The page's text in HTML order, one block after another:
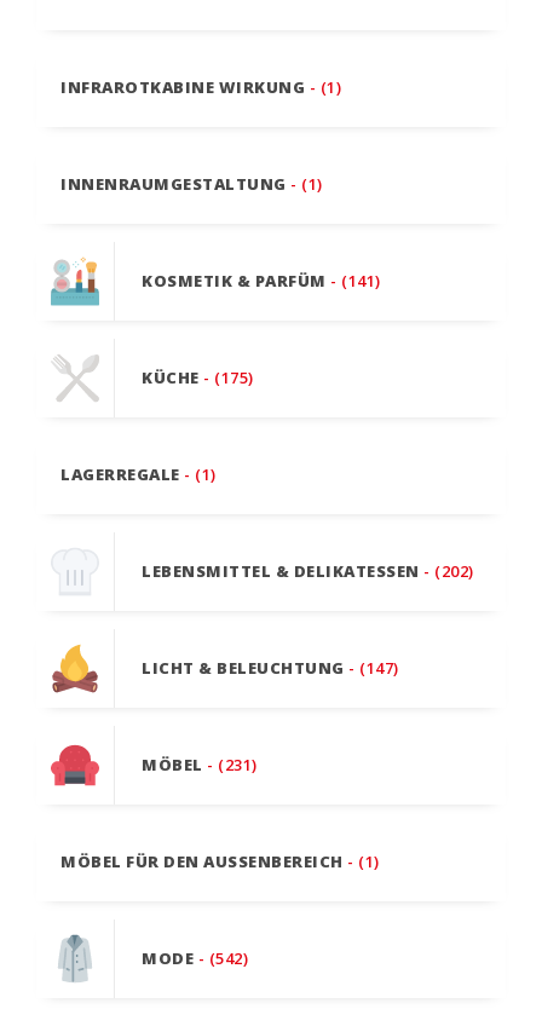
INFRAROTKABINE WIRKUNG - (1)
INNENRAUMGESTALTUNG - (1)
KOSMETIK & PARFÜM - (141)
KÜCHE - (175)
LAGERREGALE - (1)
LEBENSMITTEL & DELIKATESSEN - (202)
LICHT & BELEUCHTUNG - (147)
MÖBEL - (231)
MÖBEL FÜR DEN AUSSENBEREICH - (1)
MODE - (542)